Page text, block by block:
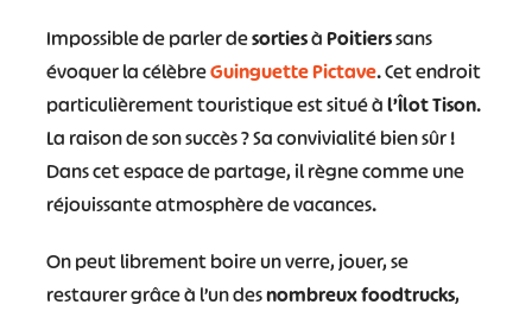
Impossible de parler desortiesàPoitierssans
évoquer la célèbreGuinguette Pictave. Cet endroit
particulièrement touristique est situé àl’Îlot Tison.
La raison de son succès ? Sa convivialité bien sûr !
Dans cet espace de partage, il règne comme une
réjouissante atmosphère de vacances.
On peut librement boire un verre, jouer, se
restaurer grâce à l’un desnombreux foodtrucks,